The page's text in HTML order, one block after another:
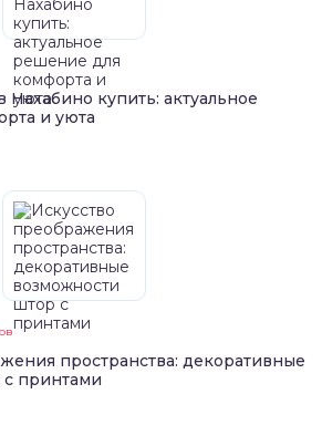
Нахабино купить: актуальное
и уюта
пространства: декоративные
принтами